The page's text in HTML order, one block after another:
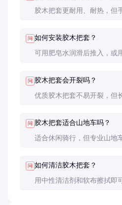
胶木把套更耐用、耐热，但
问 如何安装胶木把套？
可用肥皂水润滑后推入，或
问 胶木把套会开裂吗？
优质胶木把套不易开裂，但
问 胶木把套适合山地车吗？
适合休闲骑行，但专业山地
问 如何清洁胶木把套？
用中性清洁剂和软布擦拭即